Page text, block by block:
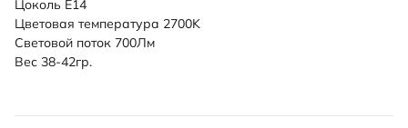
Цоколь E14
Цветовая температура 2700K
Световой поток 700Лм
Вес 38-42гр.